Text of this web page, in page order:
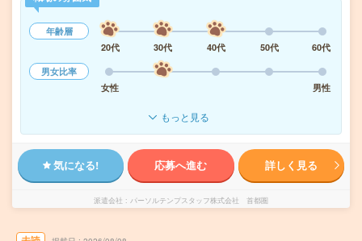
年齢層
20代
30代 40代 50代
60代
男女比率
女性
男性
もっと見る
気になる! 応募へ進む 詳しく見る
派遣会社 パーソルテンプスタッフ株式会社 首都圏